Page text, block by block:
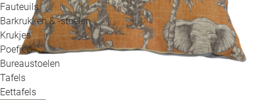
Fauteuils
Barkrukken & -stoelen
Krukjes
Poefjes
Bureaustoelen
Tafels
Eettafels